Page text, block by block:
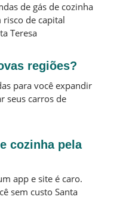
de gás de cozinha
de capital
Teresa
regiões?
para você expandir
seus carros de
cozinha pela
app e site é caro.
sem custo Santa